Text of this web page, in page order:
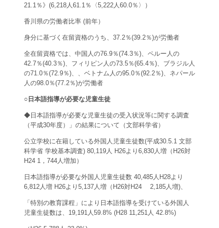
21.1％》(6,218人61.1％〈5,222人60.0％〉）
香川県の労働者比率 (前年）
身分に基づく在留資格のうち、37.2％(39.2％)が労働者
全在留資格では、中国人の76.9％(74.3％)、ペルー人の
42.7％(40.3％)、フィリピン人の73.5％(65.4％)、ブラジル人
の71.0％(72.9％)、、ベトナム人の95.0％(92.2％)、ネパール
人の98.0％(77.2％)が労働者
○日本語指導が必要な児童生徒
◆日本語指導が必要な児童生徒の受入状況等に関する調査
（平成30年度）」の結果について（文部科学省）
公立学校に在籍している外国人児童生徒数(平成30.5.1 文部
科学省 学校基本調査) 80,119人 H26より6,830人増（H26対
H24 1，744人増加）
日本語指導が必要な外国人児童生徒数 40,485人H28より
6,812人増 H26より5,137人増（H26対H24 2,185人増)、
「特別の教育課程」により日本語指導を受けている外国人
児童生徒数は、19,191人59.8% (H28 11,251人 42.8%)